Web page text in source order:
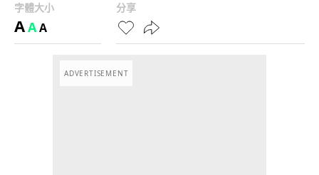
字體大小
AAA
分享
ADVERTISEMENT